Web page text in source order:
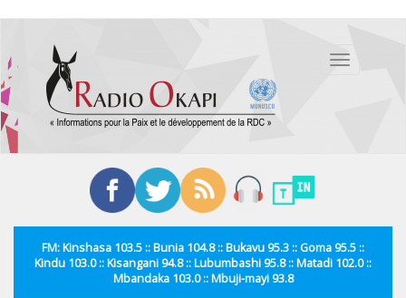
contenu
principal
Toggle
FM: Kinshasa 103.5 :: Bunia 104.8 :: Bukavu 95.3 :: Goma 95.5 ::
Kindu 103.0 :: Kisangani 94.8 :: Lubumbashi 95.8 :: Matadi 102.0 ::
Mbandaka 103.0 :: Mbuji-mayi 93.8